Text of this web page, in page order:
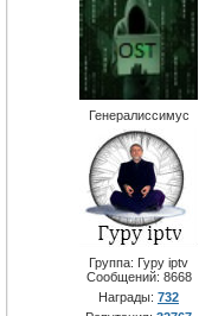
Генералиссимус
Группа: Гуру iptv
Сообщений: 8668
Награды: 732